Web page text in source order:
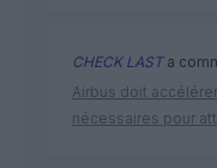
CHECK LASTa
Airbus doit
nécessaires pour